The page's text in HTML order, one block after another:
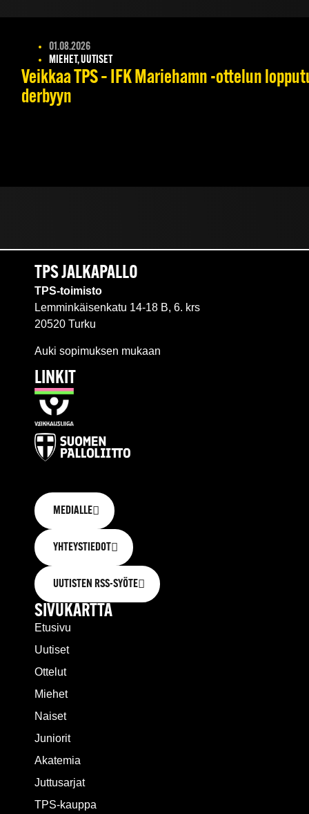
01.08.2026
MIEHET, UUTISET
Veikkaa TPS – IFK Mariehamn -ottelun
derbyyn
TPS JALKAPALLO
TPS-toimisto
Lemminkäisenkatu 14-18 B, 6. krs
20520 Turku
Auki sopimuksen mukaan
LINKIT
MEDIALLE
YHTEYSTIEDOT
UUTISTEN RSS-SYÖTE
SIVUKARTTA
Etusivu
Uutiset
Ottelut
Miehet
Naiset
Juniorit
Akatemia
Juttusarjat
TPS-kauppa